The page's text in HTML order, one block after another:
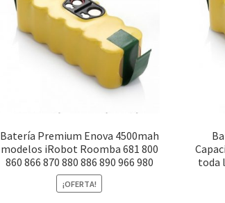
Batería Premium Enova 4500mah
modelos iRobot Roomba 681 800
860 866 870 880 886 890 966 980
¡OFERTA!
toda